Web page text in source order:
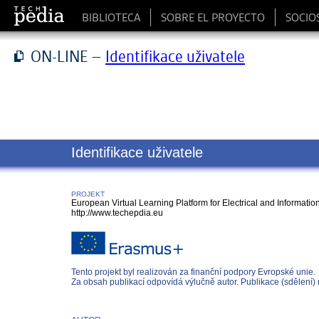
BIBLIOTECA SOBRE EL PROYECTO
ON-LINE – Identifikace uživatele